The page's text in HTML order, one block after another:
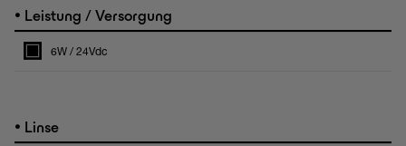
• Leistung / Versorgung
6W / 24Vdc
• Linse